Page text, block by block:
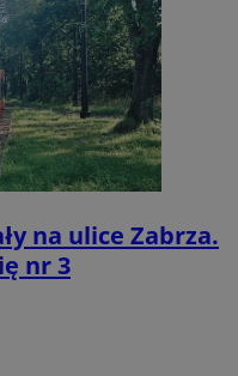
na ulice Zabrza.
nr 3